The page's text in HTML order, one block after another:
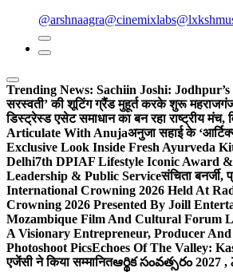
@arshnaagra@cinemixlabs
Trending News: Sachiin Joshi:
सरस्वती’ की शूटिंग ग्रैंड मुहूर्त करके शुरू
डिस्ट्रेस्ड एसेट समाधान का बन रहा राष्ट्रीय
Articulate With Anujaअनुजा सहाई के
Exclusive Look Inside Fresh Ayurveda
Delhi7th DPIAF Lifestyle Iconic Award
Leadership & Public Serviceसंचिता बनर्जी,
International Crowning 2026 Held At
Crowning 2026 Presented By Joill
Mozambique Film And Cultural Forum
A Visionary Entrepreneur, Producer
Photoshoot PicsEchoes Of The Valley:
एजेंसी ने किया सम्मानितఆర్థిక సంవత్సరం